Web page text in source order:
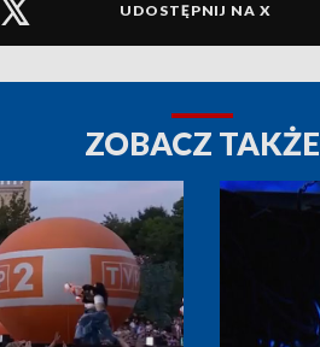
UDOSTĘPNIJ NA X
ZOBACZ TAKŻE